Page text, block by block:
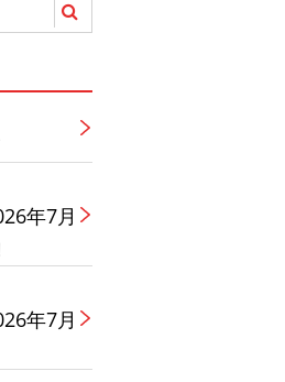
年7月
年7月